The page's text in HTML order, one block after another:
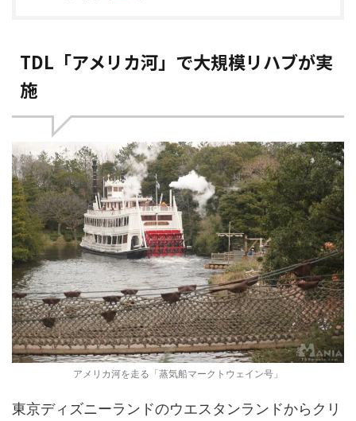
TDL「アメリカ河」で大規模リハブが実
施
アメリカ河を走る「蒸気船マークトウェイン号」
東京ディズニーランドのウエスタンランドからクリ